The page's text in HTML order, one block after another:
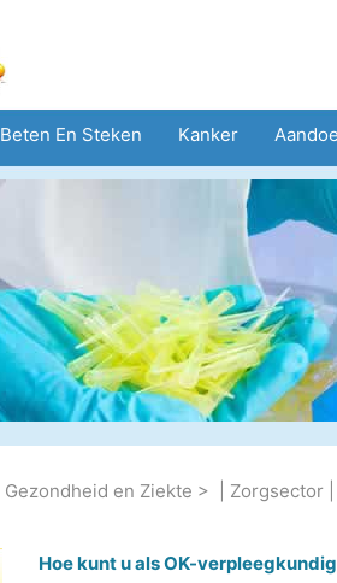
Beten En Steken Kanker
Geestelijke
Gezondheid en Ziekte > | Zorgsector
Hoe kunt u als OK-